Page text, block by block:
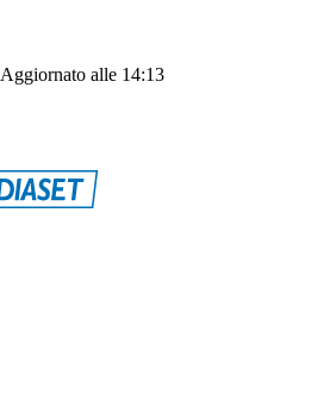
Aggiornato alle 14:13